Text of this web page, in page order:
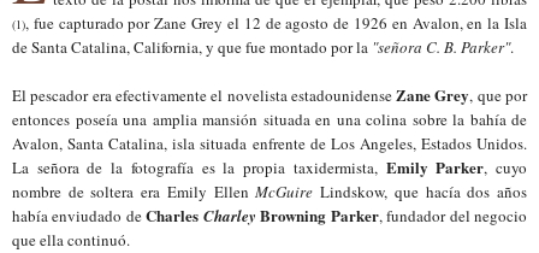
(1), fue capturado por Zane Grey el 12 de agosto de 1926 en Avalon, en la Isla
de Santa Catalina, California, y que fue montado por la "señora C. B. Parker".
El pescador era efectivamente el novelista estadounidenseZane Grey, que por
entonces poseía una amplia mansión situada en una colina sobre la bahía de
Avalon, Santa Catalina, isla situada enfrente de Los Angeles, Estados Unidos.
La señora de la fotografía es la propia taxidermista, Emily Parker, cuyo
nombre de soltera era Emily EllenMcGuire Lindskow, que hacía dos años
había enviudado deCharles Charley Browning Parker, fundador del negocio
que ella continuó.